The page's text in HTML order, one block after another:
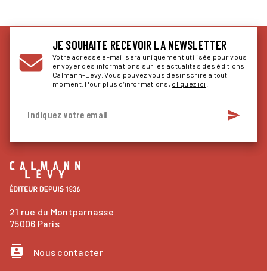
JE SOUHAITE RECEVOIR LA NEWSLETTER
Votre adresse e-mail sera uniquement utilisée pour vous
envoyer des informations sur les actualités des éditions
Calmann-Lévy. Vous pouvez vous désinscrire à tout
moment. Pour plus d’informations, cliquez ici
Indiquez votre email send
21 rue du Montparnasse
75006 Paris
contacts Nous contacter